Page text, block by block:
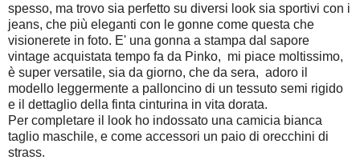
spesso, ma trovo sia perfetto su diversi look sia sportivi con i
jeans, che più eleganti con le gonne come questa che
visionerete in foto. E' una gonna a stampa dal sapore
vintage acquistata tempo fa da Pinko, mi piace moltissimo,
è super versatile, sia da giorno, che da sera, adoro il
modello leggermente a palloncino di un tessuto semi rigido
e il dettaglio della finta cinturina in vita dorata.
Per completare il look ho indossato una camicia bianca
taglio maschile, e come accessori un paio di orecchini di
strass.